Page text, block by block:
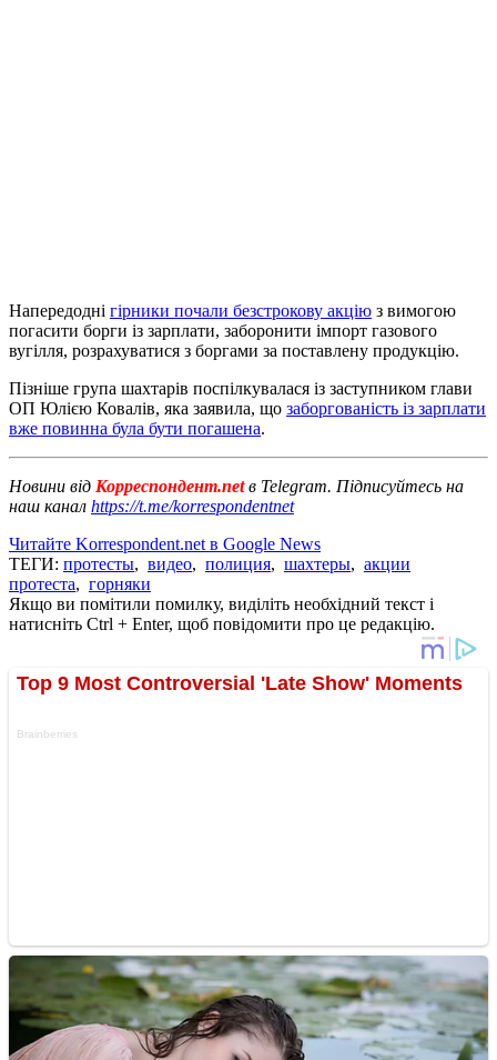
Напередодні гірники почали безстрокову акцію з вимогою
погасити борги із зарплати, заборонити імпорт газового
вугілля, розрахуватися з боргами за поставлену продукцію.
Пізніше група шахтарів поспілкувалася із заступником глави
ОП Юлією Ковалів, яка заявила, що заборгованість із зарплати
вже повинна була бути погашена.
Новини від Корреспондент.netв Telegram. Підписуйтесь на
наш канал https://t.me/korrespondentnet
Читайте Korrespondent.net в Google News
ТЕГИ: протесты, видео, полиция, шахтеры, акции
протеста, горняки
Якщо ви помітили помилку, виділіть необхідний текст і
натисніть Ctrl + Enter, щоб повідомити про це редакцію.